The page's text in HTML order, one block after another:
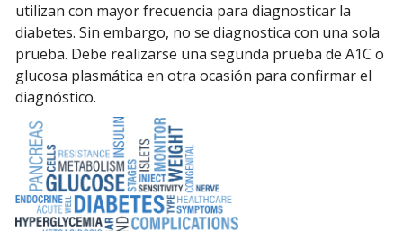
utilizan con mayor frecuencia para diagnosticar la
diabetes. Sin embargo, no se diagnostica con una sola
prueba. Debe realizarse una segunda prueba de A1C o
glucosa plasmática en otra ocasión para confirmar el
diagnóstico.